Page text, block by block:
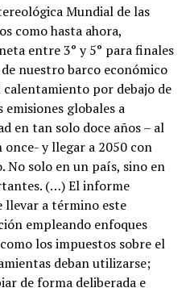
Mundial de las
como hasta ahora,
entre 3° y 5° para finales
nuestro barco económico
por debajo de
globales a
en tan solo doce años – al
y llegar a 2050 con
No solo en un país, sino en
(…) El informe
llevar a término este
empleando enfoques
los impuestos sobre el
deban utilizarse;
de forma deliberada e